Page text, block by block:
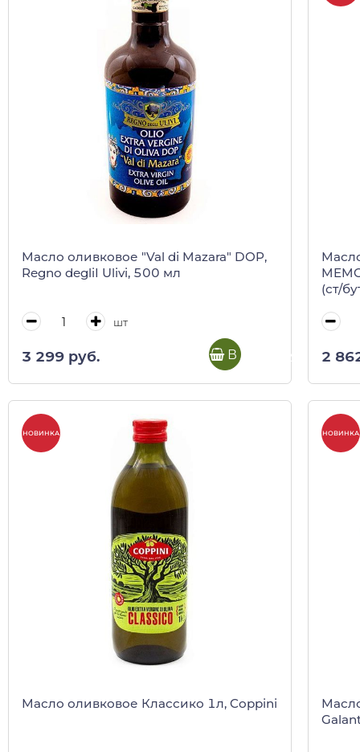
Масло оливковое "Val di Mazara" DOP,
Regno degliI Ulivi, 500 мл
шт
3 299 руб. В корзину
(ст/
2
НОВИНКА
Масло оливковое Классико 1л, Coppini
НОВИНКА